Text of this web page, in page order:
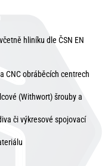
hliníku dle ČSN EN
CNC obráběcích centrech
(Withwort) šrouby a
či výkresové spojovací